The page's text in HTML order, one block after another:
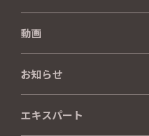
動画
お知らせ
エキスパート